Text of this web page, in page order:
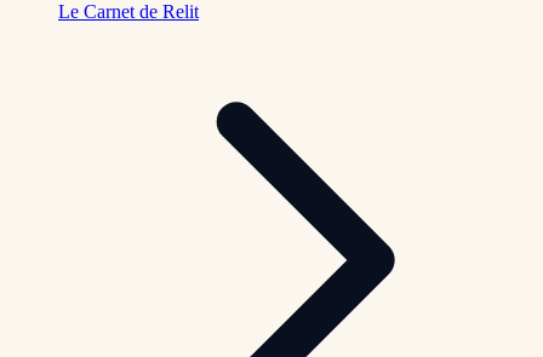
Le Carnet de Relit